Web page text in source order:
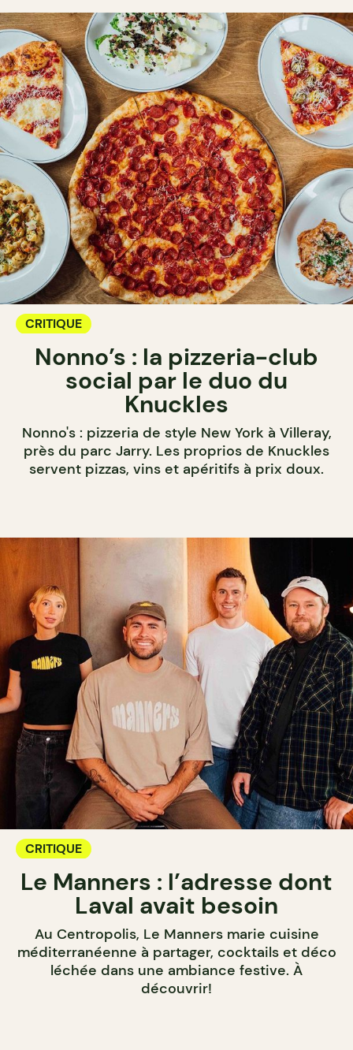
CRITIQUE
Nonno’s : la pizzeria-club
social par le duo du
Knuckles
Nonno's : pizzeria de style New York à Villeray,
près du parc Jarry. Les proprios de Knuckles
servent pizzas, vins et apéritifs à prix doux.
CRITIQUE
Le Manners : l’adresse dont
Laval avait besoin
Au Centropolis, Le Manners marie cuisine
méditerranéenne à partager, cocktails et déco
léchée dans une ambiance festive. À
découvrir!